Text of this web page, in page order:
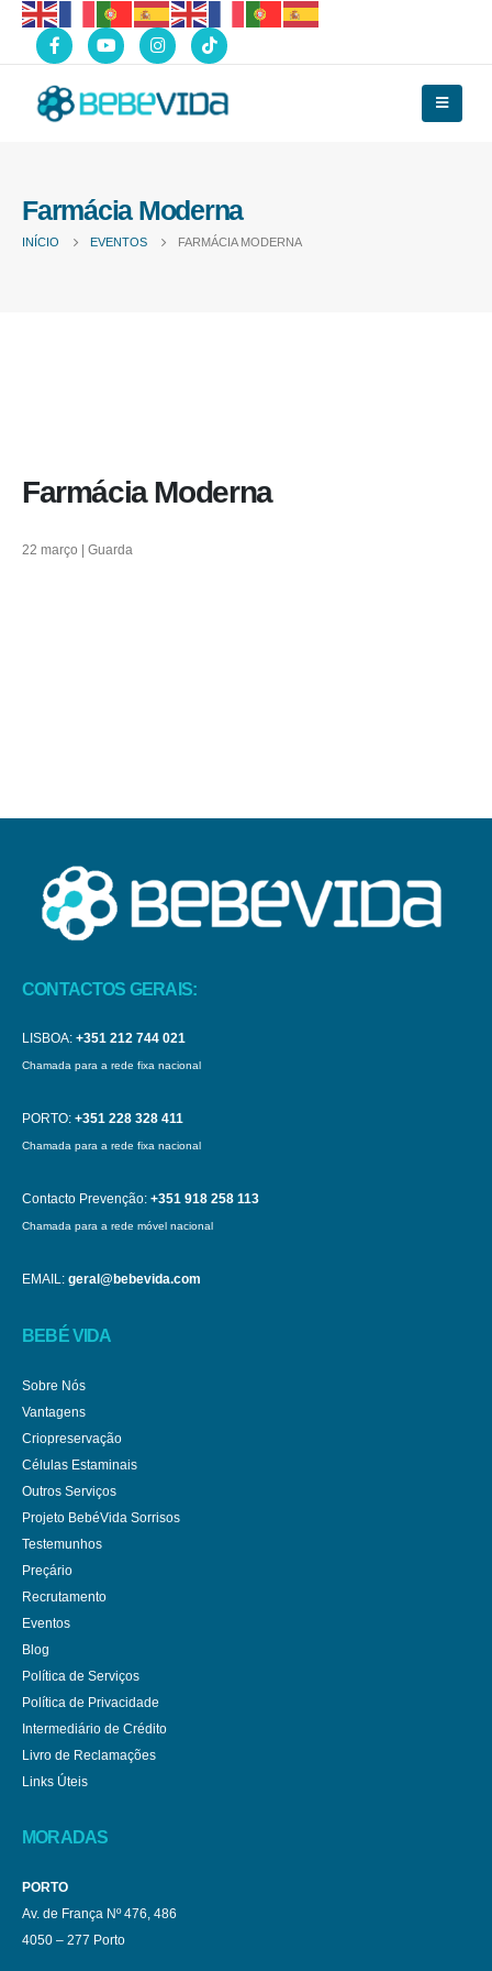
Farmácia Moderna
INÍCIO EVENTOS FARMÁCIA MODERNA
Farmácia Moderna
22 março | Guarda
CONTACTOS GERAIS:
LISBOA: +351 212 744 021
Chamada para a rede fixa nacional
PORTO: +351 228 328 411
Chamada para a rede fixa nacional
Contacto Prevenção: +351 918 258 113
Chamada para a rede móvel nacional
EMAIL: geral@bebevida.com
BEBÉ VIDA
Sobre Nós
Vantagens
Criopreservação
Células Estaminais
Outros Serviços
Projeto BebéVida Sorrisos
Testemunhos
Preçário
Recrutamento
Eventos
Blog
Política de Serviços
Política de Privacidade
Intermediário de Crédito
Livro de Reclamações
Links Úteis
MORADAS
PORTO
Av. de França Nº 476, 486
4050 – 277 Porto